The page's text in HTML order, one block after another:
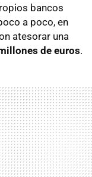
bancos
a poco, en
atesorar una
de euros.